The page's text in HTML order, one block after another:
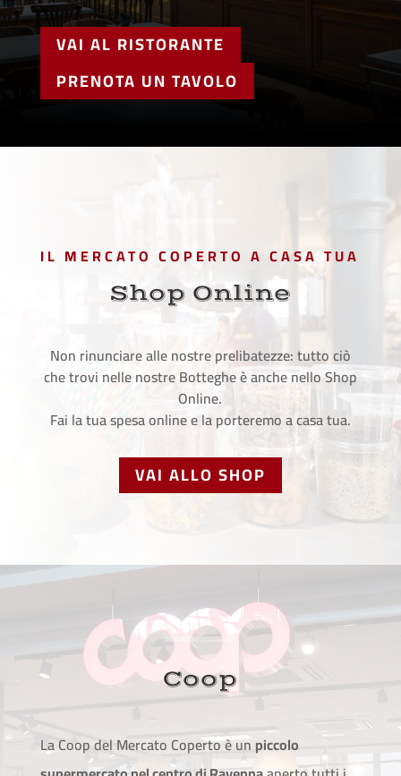
VAI AL RISTORANTE
PRENOTA UN TAVOLO
IL MERCATO COPERTO A CASA TUA
Shop Online
Non rinunciare alle nostre prelibatezze: tutto ciò
che trovi nelle nostre Botteghe è anche nello Shop
Online.
Fai la tua spesa online e la porteremo a casa tua.
VAI ALLO SHOP
Coop
La Coop del Mercato Coperto è unpiccolo